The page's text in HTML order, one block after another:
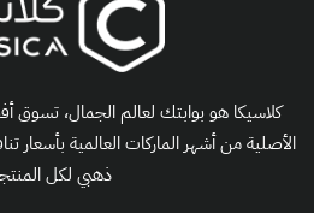
كلاسيكا هو بوابتك لعالم الجمال، تسوق
الأصلية من أشهر الماركات العالمية
ذهبي لكل